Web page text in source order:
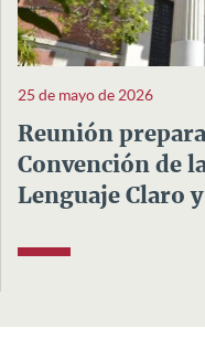
25 de mayo de 2026
Reunión
Convención de
Lenguaje Claro